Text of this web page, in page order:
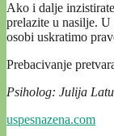
Ako i dalje
prelazite u nasilje.
osobi uskratimo
Prebacivanje
Psiholog: Julija
uspesnazena.com